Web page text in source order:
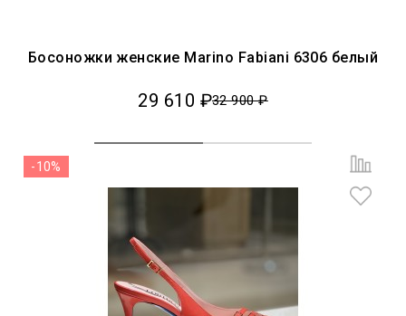
Босоножки женские Marino Fabiani 6306 белый
29 610 ₽32 900 ₽
-10%